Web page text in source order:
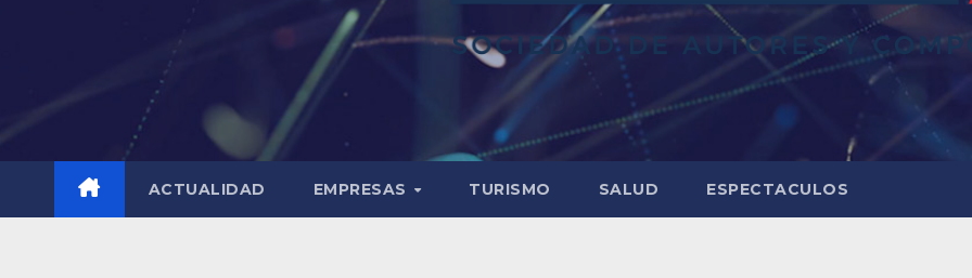
ACTUALIDAD EMPRESAS TURISMO SALUD ESPECTACULOS